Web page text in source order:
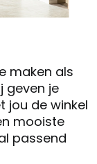
maken als
geven je
jou de winkel
mooiste
passend